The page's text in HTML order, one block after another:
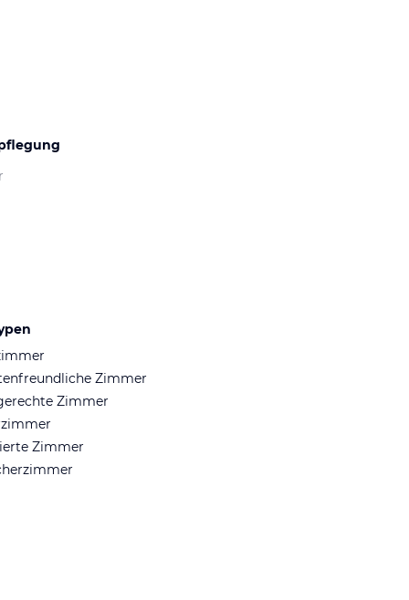
Zimmer
Zimmer
Zimmer